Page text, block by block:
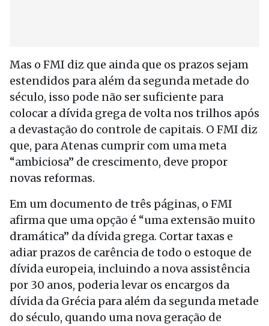
Mas o FMI diz que ainda que os prazos sejam
estendidos para além da segunda metade do
século, isso pode não ser suficiente para
colocar a dívida grega de volta nos trilhos após
a devastação do controle de capitais. O FMI diz
que, para Atenas cumprir com uma meta
“ambiciosa” de crescimento, deve propor
novas reformas.
Em um documento de três páginas, o FMI
afirma que uma opção é “uma extensão muito
dramática” da dívida grega. Cortar taxas e
adiar prazos de carência de todo o estoque de
dívida europeia, incluindo a nova assistência
por 30 anos, poderia levar os encargos da
dívida da Grécia para além da segunda metade
do século, quando uma nova geração de